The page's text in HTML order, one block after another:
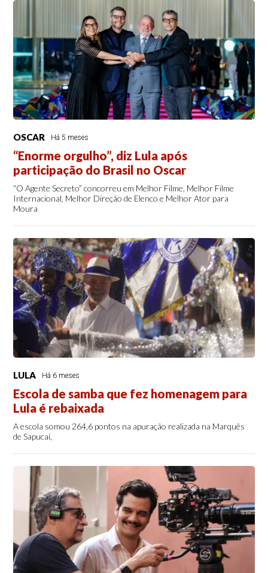
OSCAR Há 5 meses
“Enorme orgulho”, diz Lula após
participação do Brasil no Oscar
“O Agente Secreto” concorreu em Melhor Filme, Melhor Filme
Internacional, Melhor Direção de Elenco e Melhor Ator para
Moura
LULA Há 6 meses
Escola de samba que fez homenagem para
Lula é rebaixada
A escola somou 264,6 pontos na apuração realizada na Marquês
de Sapucaí,